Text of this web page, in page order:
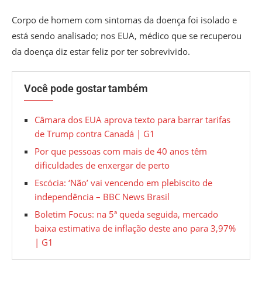
Corpo de homem com sintomas da doença foi isolado e
está sendo analisado; nos EUA, médico que se recuperou
da doença diz estar feliz por ter sobrevivido.
Você pode gostar também
Câmara dos EUA aprova texto para barrar tarifas
de Trump contra Canadá | G1
Por que pessoas com mais de 40 anos têm
dificuldades de enxergar de perto
Escócia: ‘Não’ vai vencendo em plebiscito de
independência – BBC News Brasil
Boletim Focus: na 5ª queda seguida, mercado
baixa estimativa de inflação deste ano para 3,97%
| G1